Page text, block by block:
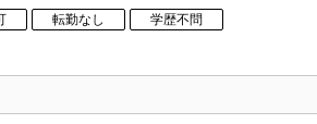
転勤なし 学歴不問